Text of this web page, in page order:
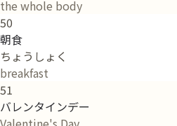
the whole body
50
朝食
ちょうしょく
breakfast
51
バレンタインデー